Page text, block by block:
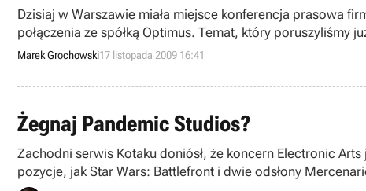
Dzisiaj w Warszawie miała miejsce konferencja prasowa
połączenia ze spółką Optimus. Temat, który poruszyliśmy
Marek Grochowski17 listopada 2009 16:41
Żegnaj Pandemic Studios?
Zachodni serwis Kotaku doniósł, że koncern Electronic Arts jeszcze dzisiaj przeprowadzi likwidację studia deweloperskiego Pandemic, mającego w swym dorobku m.in. takie
pozycje, jak Star Wars: Battlefront i dwie odsłony